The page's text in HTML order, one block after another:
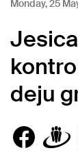
Monday, 25
deju